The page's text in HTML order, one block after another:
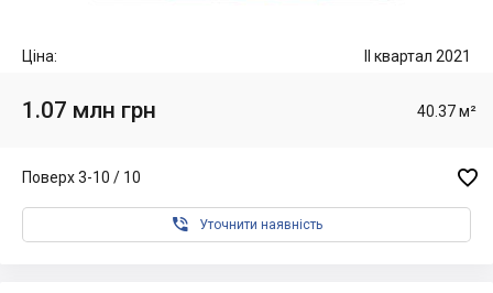
Ціна: II квартал 2021
1.07 млн грн 40.37 м²
Поверх 3-10 / 10 
 Уточнити наявність